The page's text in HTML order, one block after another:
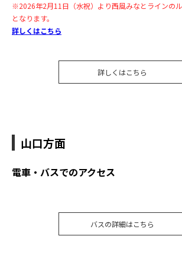
※2026年2月11日（水祝）より西風みなとラインの
となります。
詳しくはこちら
詳しくはこちら
山口方面
電車・バスでのアクセス
バスの詳細はこちら